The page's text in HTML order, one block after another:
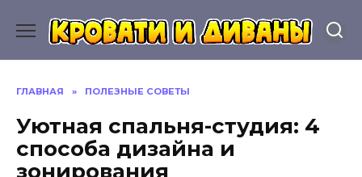
содержанию
ГЛАВНАЯ » ПОЛЕЗНЫЕ СОВЕТЫ
Уютная спальня-студия: 4
способа дизайна и
зонирования